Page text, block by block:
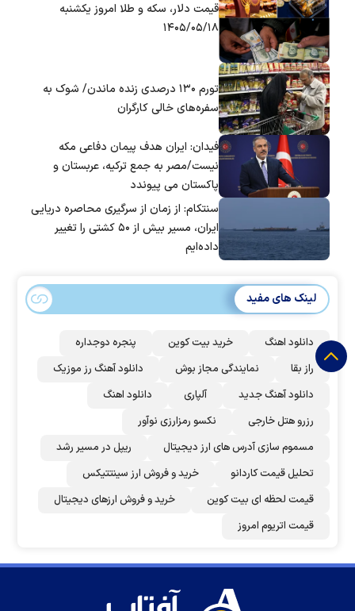
قیمت دلار، سکه و طلا امروز یکشنبه
۱۴۰۵/۰۵/۱۸
تورم ۱۳۰ درصدی زنده ماندن/ شوک به
سفره‌های خالی کارگران
فیدان: ایران هدف پیمان دفاعی مکه
نیست/مصر به جمع ترکیه، عربستان و
پاکستان می پیوندد
سنتکام: از زمان از سرگیری محاصره دریایی
ایران، مسیر بیش از ۵۰ کشتی را تغییر
داده‌ایم
لینک های مفید
دانلود اهنگ خرید بیت کوین
پنجره دوجداره
راز بقا
نمایندگی مجاز بوش
دانلود آهنگ رز‌ موزیک
دانلود آهنگ جدید
آلپاری
دانلود اهنگ
رزرو هتل خارجی
نکسو رمزارزی نوآور
مسموم سازی آدرس های ارز دیجیتال
ریپل در مسیر رشد
تحلیل قیمت کاردانو
خرید و فروش ارز سینتتیکس
قیمت لحظه ای بیت کوین
خرید و فروش ارزهای دیجیتال
قیمت اتریوم امروز